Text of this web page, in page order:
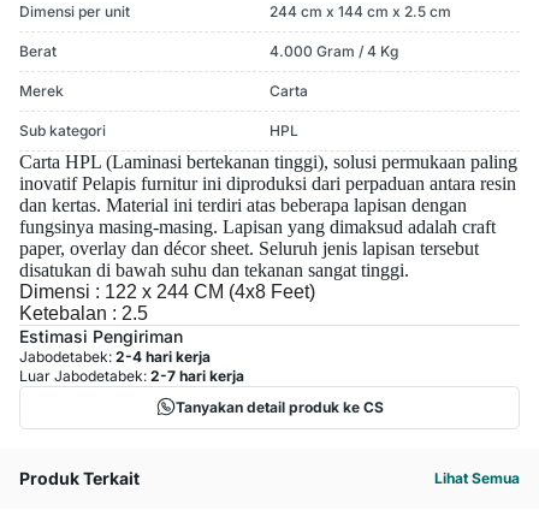
Dimensi per unit 244 cm x 144 cm x 2.5 cm
Berat 4.000 Gram / 4 Kg
Merek Carta
Sub kategori HPL
Carta HPL (Laminasi bertekanan tinggi), solusi permukaan paling
inovatif Pelapis furnitur ini diproduksi dari perpaduan antara resin
dan kertas. Material ini terdiri atas beberapa lapisan dengan
fungsinya masing-masing. Lapisan yang dimaksud adalah craft
paper, overlay dan décor sheet. Seluruh jenis lapisan tersebut
disatukan di bawah suhu dan tekanan sangat tinggi.
Dimensi : 122 x 244 CM (4x8 Feet)
Ketebalan : 2.5
Estimasi Pengiriman
Jabodetabek: 2-4 hari kerja
Luar Jabodetabek: 2-7 hari kerja
Tanyakan detail produk ke CS
Produk Terkait Lihat Semua